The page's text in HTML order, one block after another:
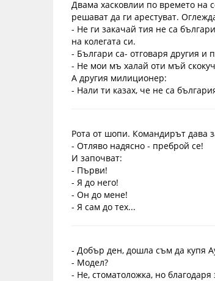
Двама хасковлии по времето на
решават да ги арестуват.
- Не ги закачай тия не са
на колегата си.
- Българи са- отговаря другия и
- Не мои мъ халай оти мъй
А другия милиционер:
- Нали ти казах, че не са
Рота от шопи. Командирът дава
- Отляво надясно - преброй се!
И започват:
- Първи!
- Я до него!
- Он до мене!
- Я сам до тех...
- Добър ден, дошла съм да купя
- Модел?
- Не, стоматоложка, но